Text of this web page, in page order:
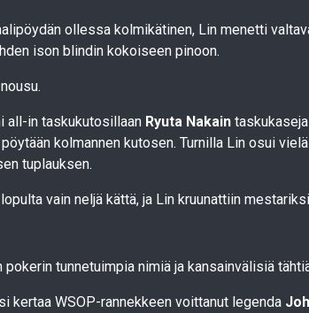
ollessa kolmikätinen, Lin menetti
ison blindin kokoiseen pinoon.
all-in taskukutosillaan Ryuta Nakain
kolmannen kutosen. Turnilla Lin osui
tuplauksen.
vain neljä kättä, ja Lin kruunattiin
tunnetuimpia nimiä ja kansainvälisiä
kertaa WSOP-rannekkeen voittanut legenda